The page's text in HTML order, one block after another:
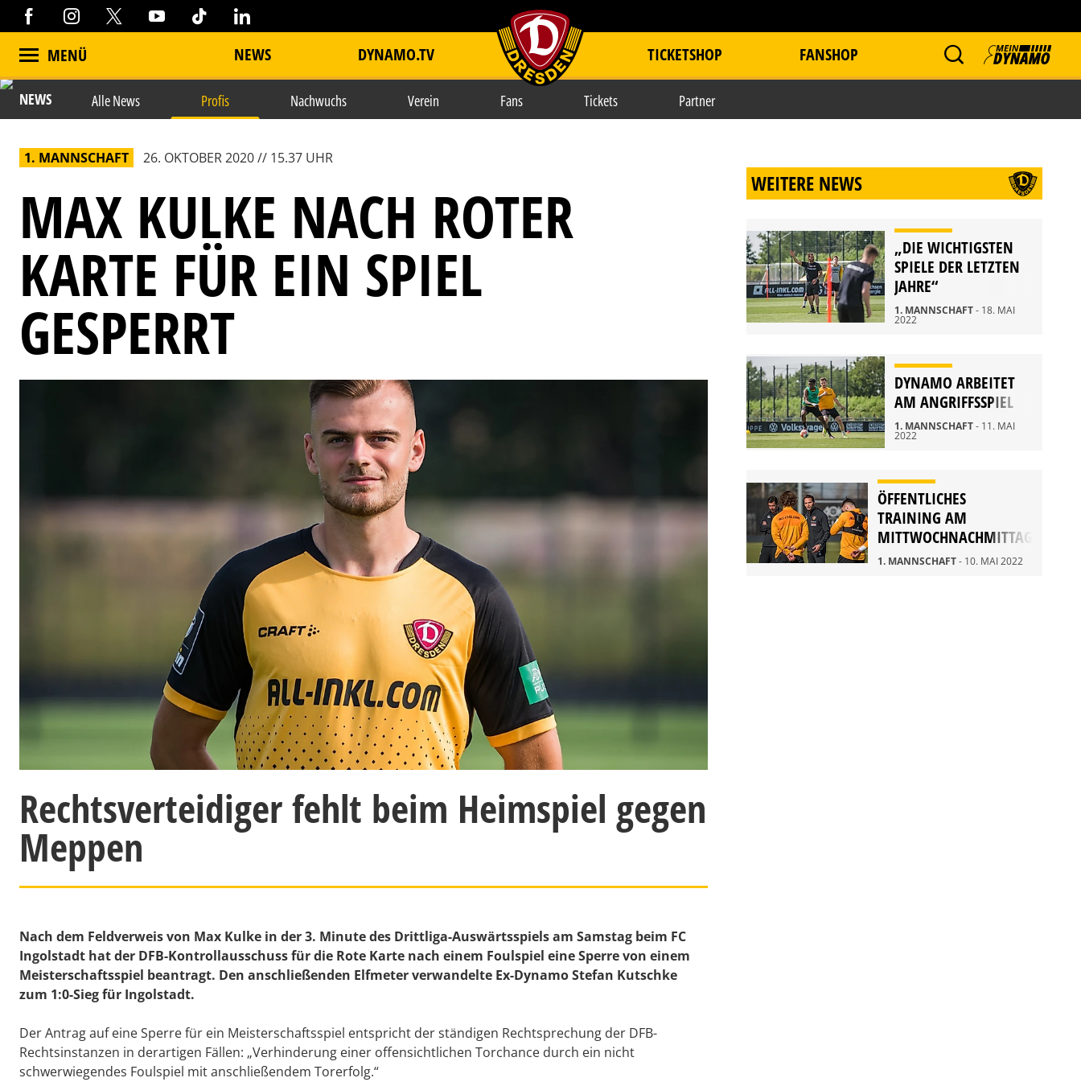
MENÜ NEWS DYNAMO.TV item.title TICKETSHOP FANSHOP
NEWS Alle News Profis Nachwuchs Verein Fans Tickets Partner
1. MANNSCHAFT 26. OKTOBER 2020 // 15.37 UHR
MAX KULKE NACH ROTER
KARTE FÜR EIN SPIEL
GESPERRT
Rechtsverteidiger fehlt beim Heimspiel gegen
Meppen
Nach dem Feldverweis von Max Kulke in der 3. Minute des Drittliga-Auswärtsspiels am Samstag beim FC
Ingolstadt hat der DFB-Kontrollausschuss für die Rote Karte nach einem Foulspiel eine Sperre von einem
Meisterschaftsspiel beantragt. Den anschließenden Elfmeter verwandelte Ex-Dynamo Stefan Kutschke
zum 1:0-Sieg für Ingolstadt.
Der Antrag auf eine Sperre für ein Meisterschaftsspiel entspricht der ständigen Rechtsprechung der DFB-
Rechtsinstanzen in derartigen Fällen: „Verhinderung einer offensichtlichen Torchance durch ein nicht
schwerwiegendes Foulspiel mit anschließendem Torerfolg.“
WEITERE NEWS
„DIE WICHTIGSTEN
SPIELE DER LETZTEN
JAHRE“
1. MANNSCHAFT- 18. MAI
2022
DYNAMO ARBEITET
AM ANGRIFFSSPIEL
1. MANNSCHAFT- 11. MAI
2022
ÖFFENTLICHES
TRAINING AM
MITTWOCHNACHMITTAG
1. MANNSCHAFT- 10. MAI 2022